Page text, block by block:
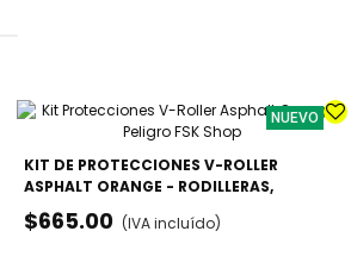
NUEVO
KIT DE PROTECCIONES V-ROLLER
ASPHALT ORANGE - RODILLERAS,
CODERAS Y MUÑEQUERAS
$665.00 (IVA incluído)